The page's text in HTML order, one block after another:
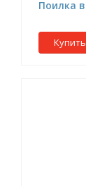
Поилка
Купить